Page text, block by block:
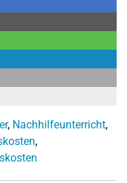
, Nachhilfeunterricht,
,